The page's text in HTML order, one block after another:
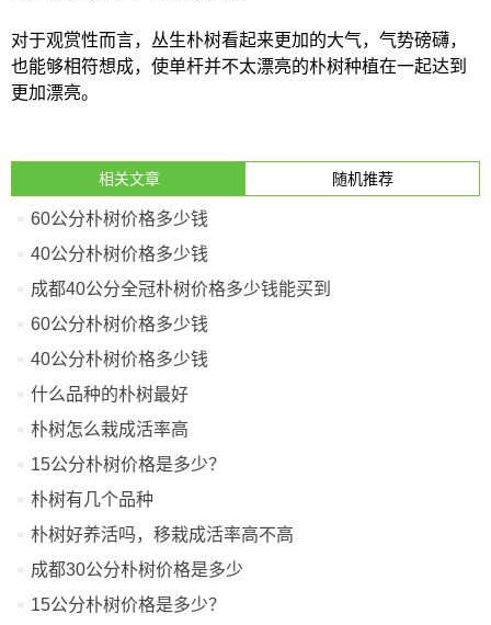
对于观赏性而言，丛生朴树看起来更加的大气，气势磅礴，
也能够相符想成，使单杆并不太漂亮的朴树种植在一起达到
更加漂亮。
相关文章 随机推荐
60公分朴树价格多少钱
40公分朴树价格多少钱
成都40公分全冠朴树价格多少钱能买到
60公分朴树价格多少钱
40公分朴树价格多少钱
什么品种的朴树最好
朴树怎么栽成活率高
15公分朴树价格是多少？
朴树有几个品种
朴树好养活吗，移栽成活率高不高
成都30公分朴树价格是多少
15公分朴树价格是多少？